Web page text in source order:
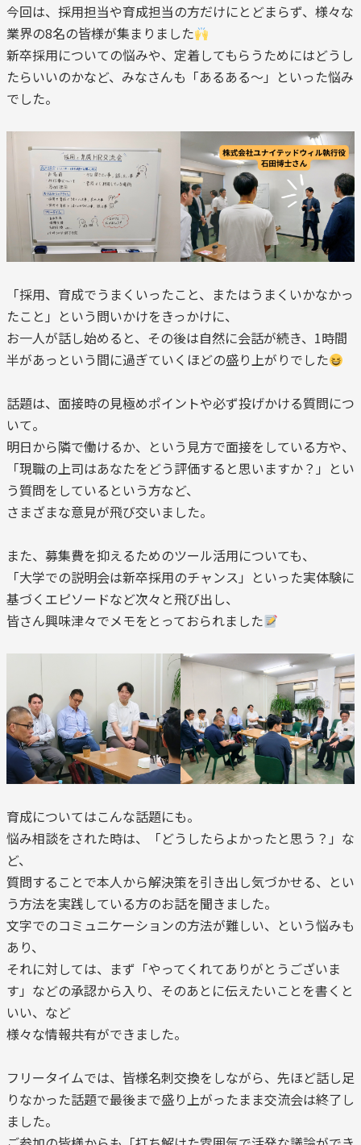
今回は、採用担当や育成担当の方だけにとどまらず、様々な
業界の8名の皆様が集まりました
新卒採用についての悩みや、定着してもらうためにはどうし
たらいいのかなど、みなさんも「あるある～」といった悩み
でした。
「採用、育成でうまくいったこと、またはうまくいかなかっ
たこと」という問いかけをきっかけに、
お一人が話し始めると、その後は自然に会話が続き、1時間
半があっという間に過ぎていくほどの盛り上がりでした
話題は、面接時の見極めポイントや必ず投げかける質問につ
いて。
明日から隣で働けるか、という見方で面接をしている方や、
「現職の上司はあなたをどう評価すると思いますか？」とい
う質問をしているという方など、
さまざまな意見が飛び交いました。
また、募集費を抑えるためのツール活用についても、
「大学での説明会は新卒採用のチャンス」といった実体験に
基づくエピソードなど次々と飛び出し、
皆さん興味津々でメモをとっておられました
育成についてはこんな話題にも。
悩み相談をされた時は、「どうしたらよかったと思う？」な
ど、
質問することで本人から解決策を引き出し気づかせる、とい
う方法を実践している方のお話を聞きました。
文字でのコミュニケーションの方法が難しい、という悩みも
あり、
それに対しては、まず「やってくれてありがとうございま
す」などの承認から入り、そのあとに伝えたいことを書くと
いい、など
様々な情報共有ができました。
フリータイムでは、皆様名刺交換をしながら、先ほど話し足
りなかった話題で最後まで盛り上がったまま交流会は終了し
ました。